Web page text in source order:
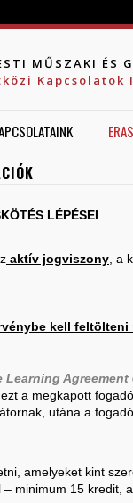
MŰSZAKI ÉS
Kapcsolatok
LÉPÉSEI
aktív jogviszony , a
kell
Learning Agreement
a megkapott
utána a
amelyeket kint
minimum 15 kredit,